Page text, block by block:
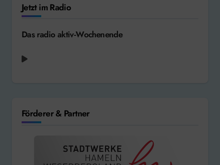
Jetzt im Radio
Das radio aktiv-Wochenende
Förderer & Partner